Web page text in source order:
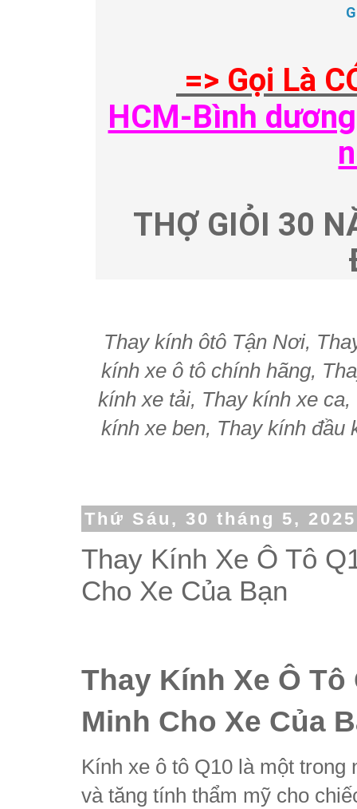
=> Gọi Là
HCM-Bình
THỢ GIỎI 30
Thay kính ôtô Tận Nơi,
kính xe ô tô chính hãng,
kính xe tải, Thay kính xe
kính xe ben, Thay kính đầu
Thứ Sáu, 30 tháng 5, 2025
Thay Kính Xe Ô Tô
Cho Xe Của Bạn
Thay Kính Xe Ô
Minh Cho Xe Của
Kính xe ô tô Q10 là một trong
và tăng tính thẩm mỹ cho